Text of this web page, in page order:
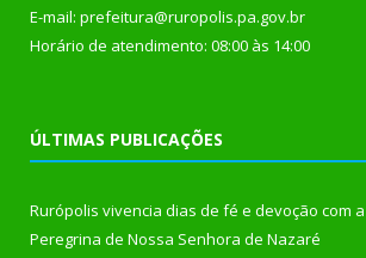
E-mail: prefeitura@ruropolis.pa.gov.br
Horário de atendimento: 08:00 às 14:00
ÚLTIMAS PUBLICAÇÕES
Rurópolis vivencia dias de fé e devoção com
Peregrina de Nossa Senhora de Nazaré